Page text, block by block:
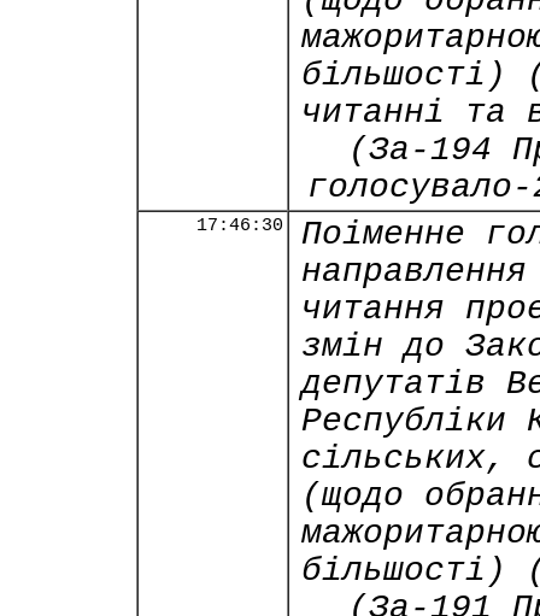
більшості)
читанні та
(За-194
17:46:30
Поіменне
читання
змін до
депутатів
Республіки
сільських,
(щодо
більшості)
(За-191